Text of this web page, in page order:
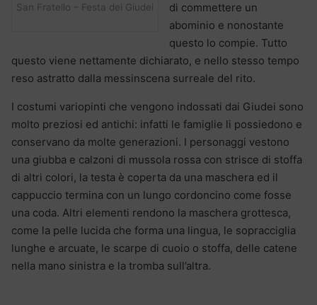
San Fratello – Festa dei Giudei
di commettere un
abominio e nonostante
questo lo compie. Tutto
questo viene nettamente dichiarato, e nello stesso tempo
reso astratto dalla messinscena surreale del rito.
I costumi variopinti che vengono indossati dai Giudei sono
molto preziosi ed antichi: infatti le famiglie li possiedono e
conservano da molte generazioni. I personaggi vestono
una giubba e calzoni di mussola rossa con strisce di stoffa
di altri colori, la testa è coperta da una maschera ed il
cappuccio termina con un lungo cordoncino come fosse
una coda. Altri elementi rendono la maschera grottesca,
come la pelle lucida che forma una lingua, le sopracciglia
lunghe e arcuate, le scarpe di cuoio o stoffa, delle catene
nella mano sinistra e la tromba sull’altra.